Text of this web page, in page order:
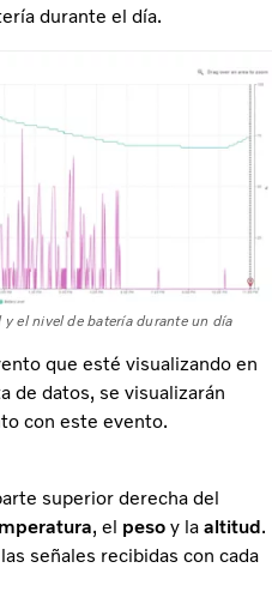
durante el día.
el nivel de batería durante un día
que esté visualizando en
de datos, se visualizarán
con este evento.
superior derecha del
, el peso y la altitud.
señales recibidas con cada